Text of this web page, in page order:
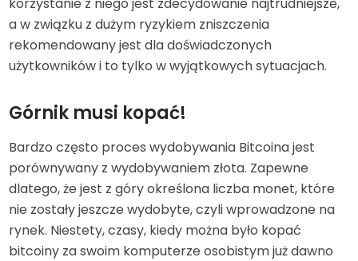
a w związku z dużym ryzykiem zniszczenia
rekomendowany jest dla doświadczonych
użytkowników i to tylko w wyjątkowych sytuacjach.
Górnik musi kopać!
Bardzo często proces wydobywania Bitcoina jest
porównywany z wydobywaniem złota. Zapewne
dlatego, że jest z góry określona liczba monet, które
nie zostały jeszcze wydobyte, czyli wprowadzone na
rynek. Niestety, czasy, kiedy można było kopać
bitcoiny za swoim komputerze osobistym już dawno